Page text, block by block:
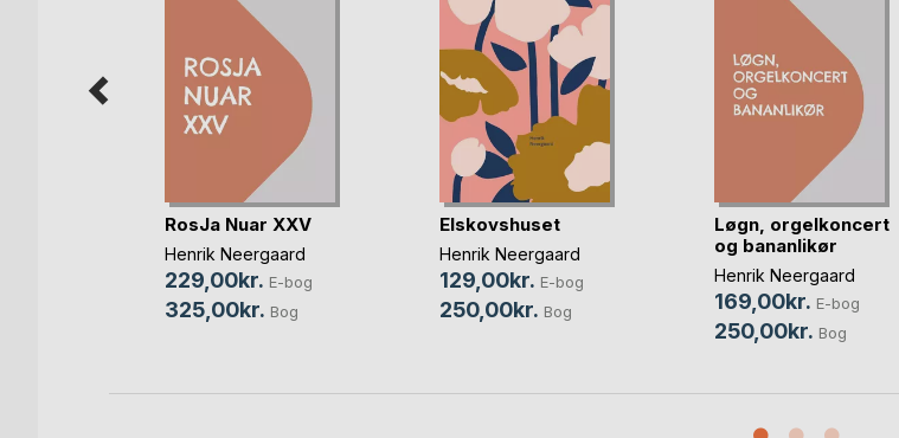
RosJa Nuar XXV
Henrik Neergaard
229,00kr. E-bog
325,00kr. Bog
Elskovshuset
Henrik Neergaard
129,00kr. E-bog
250,00kr. Bog
Løgn, orgelkoncert
og bananlikør
Henrik Neergaard
169,00kr. E-bog
250,00kr. Bog